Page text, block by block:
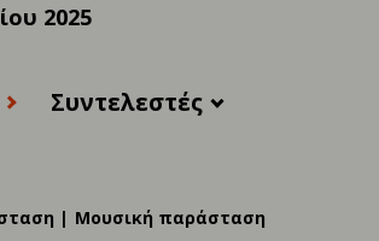
2025
Συντελεστές
| Μουσική παράσταση